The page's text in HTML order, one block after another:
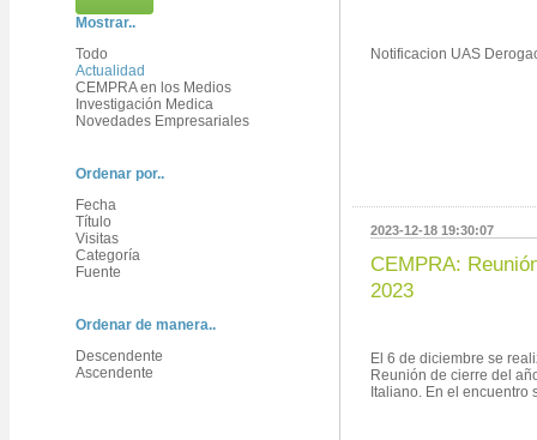
Mostrar..
Todo
Actualidad
CEMPRA en los Medios
Investigación Medica
Novedades Empresariales
Ordenar por..
Fecha
Título
Visitas
Categoría
Fuente
Ordenar de manera..
Descendente
Ascendente
Notificacion UAS
2023-12-18 19:30:07
CEMPRA:
2023
El 6 de diciembre se
Reunión de cierre del
Italiano. En el encuentro